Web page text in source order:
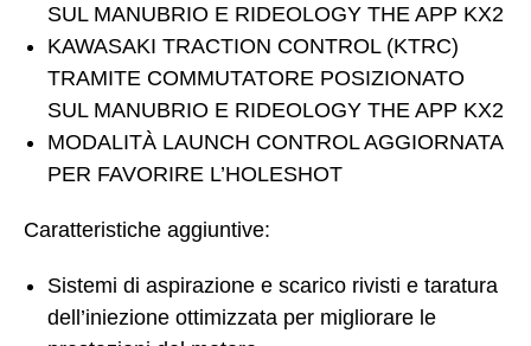
SUL MANUBRIO E RIDEOLOGY THE APP KX2
KAWASAKI TRACTION CONTROL (KTRC)
TRAMITE COMMUTATORE POSIZIONATO
SUL MANUBRIO E RIDEOLOGY THE APP KX2
MODALITÀ LAUNCH CONTROL AGGIORNATA
PER FAVORIRE L’HOLESHOT
Caratteristiche aggiuntive:
Sistemi di aspirazione e scarico rivisti e taratura
dell’iniezione ottimizzata per migliorare le